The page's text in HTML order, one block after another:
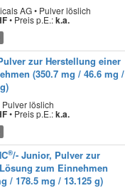
AG • Pulver löslich
• Preis p.E.:k.a.
zur Herstellung einer
(350.7 mg / 46.6 mg /
Pulver löslich
• Preis p.E.:k.a.
®/- Junior, Pulver zur
zum Einnehmen
/ 178.5 mg / 13.125 g)